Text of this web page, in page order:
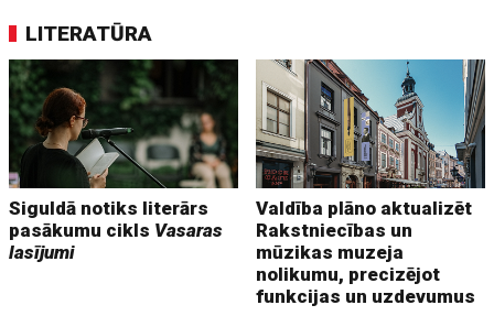
LITERATŪRA
Siguldā notiks literārs
pasākumu cikls Vasaras
lasījumi
Valdība plāno aktualizēt
Rakstniecības un
mūzikas muzeja
nolikumu, precizējot
funkcijas un uzdevumus